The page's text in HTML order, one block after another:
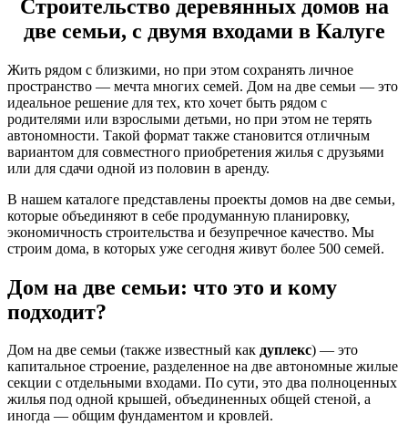
Строительство деревянных домов на
две семьи, с двумя входами в Калуге
Жить рядом с близкими, но при этом сохранять личное
пространство — мечта многих семей. Дом на две семьи — это
идеальное решение для тех, кто хочет быть рядом с
родителями или взрослыми детьми, но при этом не терять
автономности. Такой формат также становится отличным
вариантом для совместного приобретения жилья с друзьями
или для сдачи одной из половин в аренду.
В нашем каталоге представлены проекты домов на две семьи,
которые объединяют в себе продуманную планировку,
экономичность строительства и безупречное качество. Мы
строим дома, в которых уже сегодня живут более 500 семей.
Дом на две семьи: что это и кому
подходит?
Дом на две семьи (также известный как дуплекс) — это
капитальное строение, разделенное на две автономные жилые
секции с отдельными входами. По сути, это два полноценных
жилья под одной крышей, объединенных общей стеной, а
иногда — общим фундаментом и кровлей.